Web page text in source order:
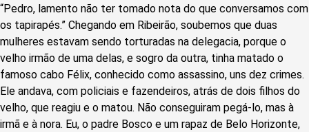
“Pedro, lamento não ter tomado nota do que conversamos com
os tapirapés.” Chegando em Ribeirão, soubemos que duas
mulheres estavam sendo torturadas na delegacia, porque o
velho irmão de uma delas, e sogro da outra, tinha matado o
famoso cabo Félix, conhecido como assassino, uns dez crimes.
Ele andava, com policiais e fazendeiros, atrás de dois filhos do
velho, que reagiu e o matou. Não conseguiram pegá-lo, mas à
irmã e à nora. Eu, o padre Bosco e um rapaz de Belo Horizonte,